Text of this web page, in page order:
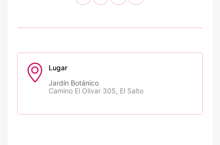
Lugar
Jardín Botánico
Camino El Olivar 305, El Salto